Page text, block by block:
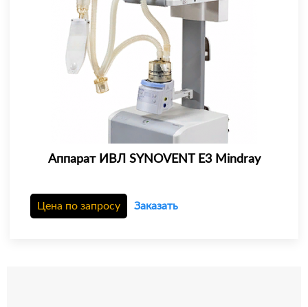
Аппарат ИВЛ SYNOVENT E3 Mindray
Цена по запросу Заказать